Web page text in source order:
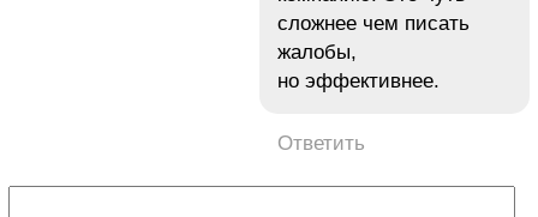
сложнее чем писать
жалобы,
но эффективнее.
Ответить